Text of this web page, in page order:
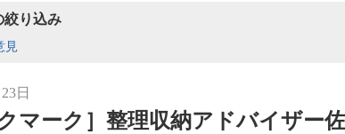
絞り込み
見
日
クマーク］整理収納アドバイザー